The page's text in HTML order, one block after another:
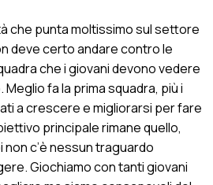
che punta moltissimo sul settore
deve certo andare contro le
che i giovani devono vedere
Meglio fa la prima squadra, più i
a crescere e migliorarsi per fare
principale rimane quello,
c’è nessun traguardo
Giochiamo con tanti giovani